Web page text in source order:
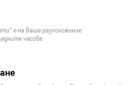
е на Ваше разположение
часове: